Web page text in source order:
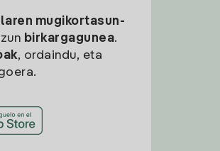
mugikortasun-
birkargagunea.
, ordaindu, eta